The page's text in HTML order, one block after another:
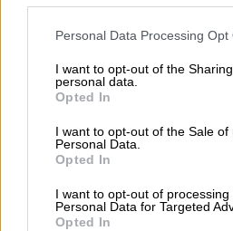
Please note that this website/app
not limited to your visit or usage
grant or deny consent to Google
use your data for below specified
consent section.
Personal Data Processing Opt
I want to opt-out of the
personal data.
Opted In
I want to opt-out of the Sale of
Personal Data.
Opted In
I want to opt-out of processing
Personal Data for Targeted
Opted In
βαθύς και σκοτεινός
οποίο έσκαβαν για άλλους
πρωθυπουργός.
ΟΛΕΣ ΟΙ ΕΙΔΗΣΕΙΣ
Αλέξης Γεωργούλης:
Βρυξέλλες για να
δικηγόρους και